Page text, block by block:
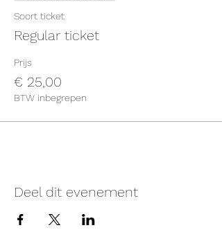
Soort ticket
Regular ticket
Prijs
€ 25,00
BTW inbegrepen
Deel dit evenement